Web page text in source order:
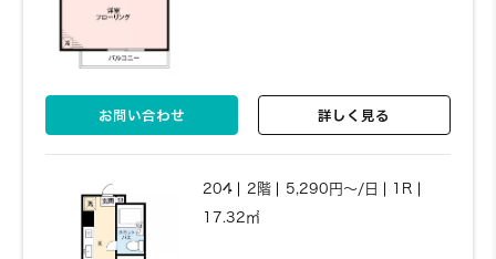
お問い合わせ 詳しく見る
204 2階 5,290円～/日
1R
17.32㎡